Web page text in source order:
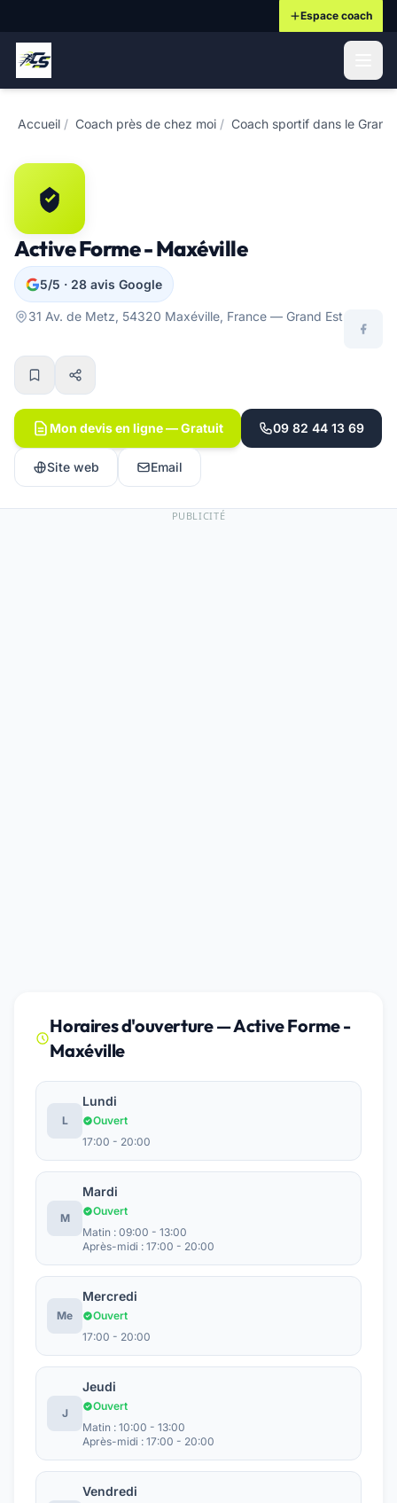
Espace coach
Accueil / Coach près de chez moi / Coach sportif dans le
Active Forme - Maxéville
5/5 · 28 avis Google
31 Av. de Metz, 54320 Maxéville, France — Grand Est
Mon devis en ligne — Gratuit 09 82 44 13 69
Site web Email
PUBLICITÉ
Horaires d'ouverture — Active Forme -
Maxéville
L
Lundi
Ouvert
17:00 - 20:00
M
Mardi
Ouvert
Matin : 09:00 - 13:00
Après-midi : 17:00 - 20:00
Me
Mercredi
Ouvert
17:00 - 20:00
J
Jeudi
Ouvert
Matin : 10:00 - 13:00
Après-midi : 17:00 - 20:00
Vendredi